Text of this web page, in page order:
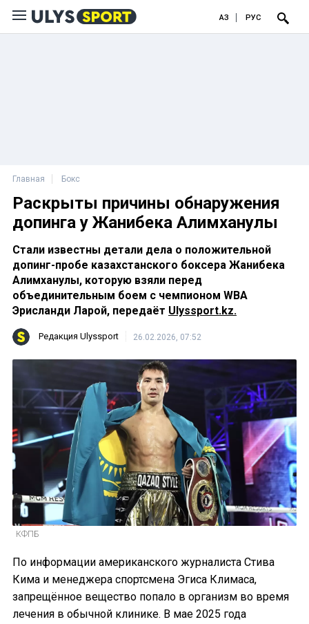
ҚАЗ РУС
Главная Бокс
Раскрыты причины обнаружения
допинга у Жанибека Алимханулы
Стали известны детали дела о положительной
допинг-пробе казахстанского боксера Жанибека
Алимханулы, которую взяли перед
объединительным боем с чемпионом WBA
Эрисланди Ларой, передаёт Ulyssport.kz.
Редакция Ulyssport 26.02.2026, 07:52
КФПБ
По информации американского журналиста Стива
Кима и менеджера спортсмена Эгиса Климаса,
запрещённое вещество попало в организм во время
лечения в обычной клинике. В мае 2025 года